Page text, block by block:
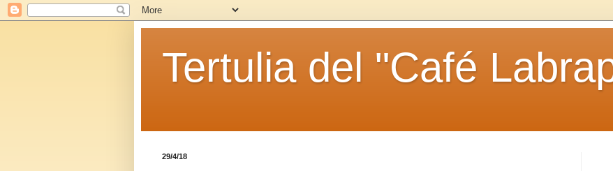
Tertulia del "Café
29/4/18